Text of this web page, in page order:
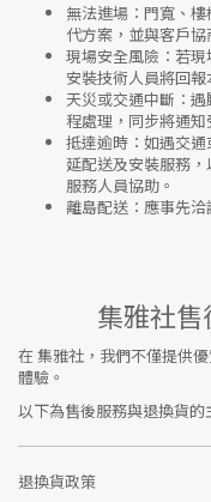
無法進場 ：門寬、
代方案，並與客戶
現場安全風險 ： 若現
安裝技術人員將回
天災或交通中斷 ：
程處理，同步將通知
抵達逾時 ：如遇交
延配送及安裝服務
服務人員協助。
離島配送 ：應事先
集雅社
在集雅社 ，我們不僅提供
體驗。
以下為售後服務與退換貨的
退換貨政策